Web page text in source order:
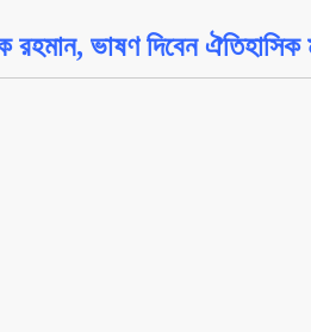
ভাষণ দিবেন ঐতিহাসিক